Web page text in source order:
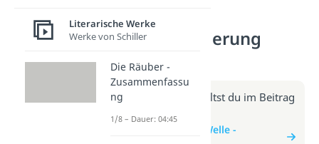
Die Welle –
Charakterisierung
(Video)
Weitere Infos erhältst du im Beitrag
zum Video
zum Beitrag: Die Welle -
Literarische Werke
Werke von Schiller
Die Räuber -
Zusammenfassu
ng
1/8 – Dauer: 04:45